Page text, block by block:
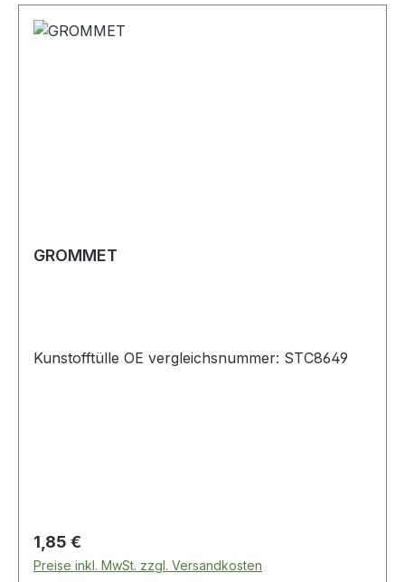
GROMMET
Kunstofftülle OE vergleichsnummer: STC8649
Regulärer Preis:
1,85 €
Preise inkl. MwSt. zzgl. Versandkosten